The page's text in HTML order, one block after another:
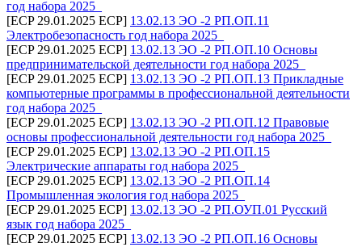
год набора 2025_
[ECP 29.01.2025 ECP] 13.02.13 ЭО -2 РП.ОП.11
Электробезопасность год набора 2025_
[ECP 29.01.2025 ECP] 13.02.13 ЭО -2 РП.ОП.10 Основы
предпринимательской деятельности год набора 2025_
[ECP 29.01.2025 ECP] 13.02.13 ЭО -2 РП.ОП.13 Прикладные
компьютерные программы в профессиональной деятельности
год набора 2025_
[ECP 29.01.2025 ECP] 13.02.13 ЭО -2 РП.ОП.12 Правовые
основы профессиональной деятельности год набора 2025_
[ECP 29.01.2025 ECP] 13.02.13 ЭО -2 РП.ОП.15
Электрические аппараты год набора 2025_
[ECP 29.01.2025 ECP] 13.02.13 ЭО -2 РП.ОП.14
Промышленная экология год набора 2025_
[ECP 29.01.2025 ECP] 13.02.13 ЭО -2 РП.ОУП.01 Русский
язык год набора 2025_
[ECP 29.01.2025 ECP] 13.02.13 ЭО -2 РП.ОП.16 Основы